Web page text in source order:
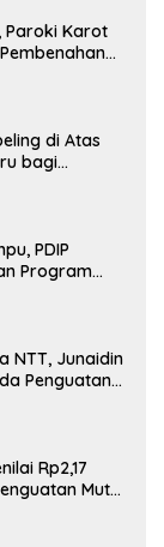
Paroki Karot
di Atas
bagi
PDIP
Program
NTT, Junaidin
Penguatan
Rp2,17
Mutu